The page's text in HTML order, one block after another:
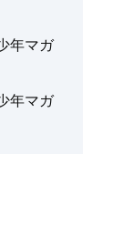
年マガ
年マガ